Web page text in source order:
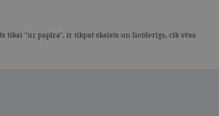
tikai "uz papīra", ir tikpat skaists un lietderīgs, cik vēsa